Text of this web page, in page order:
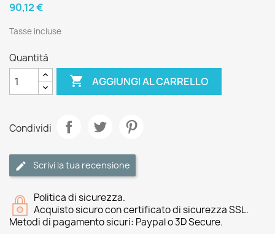
90,12 €
Tasse incluse
Quantità
 AGGIUNGI AL CARRELLO
Condividi
Scrivi la tua recensione
Politica di sicurezza.
Acquisto sicuro con certificato di sicurezza SSL.
Metodi di pagamento sicuri: Paypal o 3D Secure.